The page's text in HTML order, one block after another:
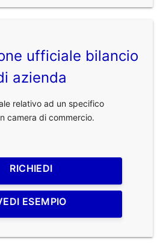
ufficiale bilancio
azienda
relativo ad un specifico
camera di commercio.
RICHIEDI
ESEMPIO